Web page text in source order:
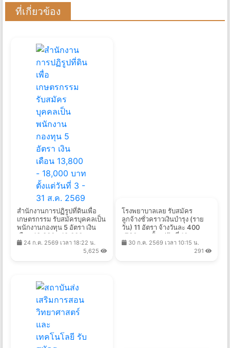
ที่เกี่ยวข้อง
สำนักงานการปฏิรูปที่ดินเพื่อ
เกษตรกรรม รับสมัครบุคคลเป็น
พนักงานกองทุน 5 อัตรา เงิน
เดือน 13,800 - 18,000 บาท
ตั้งแต่วันที่ 3 - 31 ส.ค. 2569
24 ก.ค. 2569 เวลา 18:22 น.
5,625
โรงพยาบาลเลย รับสมัคร
ลูกจ้างชั่วคราวเงินบำรุง (ราย
วัน) 11 อัตรา จ้างวันละ 400
-780บาท ตั้งแต่วันที่ 10 ก.ค. -
7 ส.ค. 2569
30 ก.ค. 2569 เวลา 10:15 น.
291